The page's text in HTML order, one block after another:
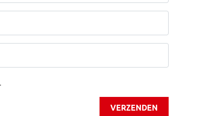
VERZENDEN